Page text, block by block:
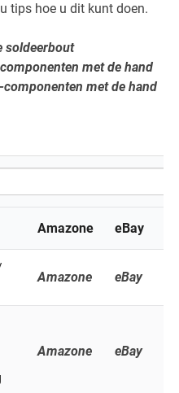
tips hoe u dit kunt doen.
soldeerbout
met de hand
met de hand
Amazone eBay
Amazone eBay
Amazone eBay